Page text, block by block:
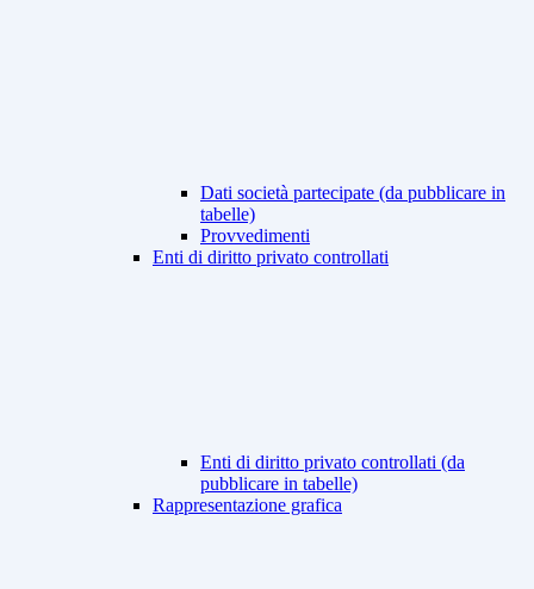
Dati società partecipate (da pubblicare in
tabelle)
Provvedimenti
Enti di diritto privato controllati
Enti di diritto privato controllati (da
pubblicare in tabelle)
Rappresentazione grafica